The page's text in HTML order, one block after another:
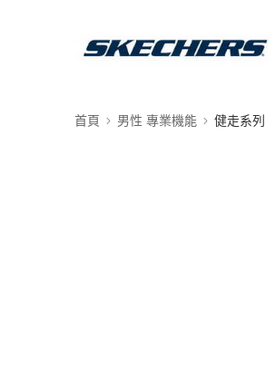
首頁 男性 專業機能 健走系列